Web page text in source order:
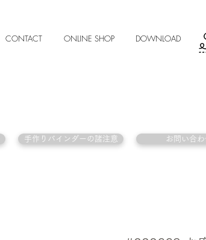
CONTACT ONLINE SHOP DOWNLOAD
手作りバインダーの諸注意 お問い合わ